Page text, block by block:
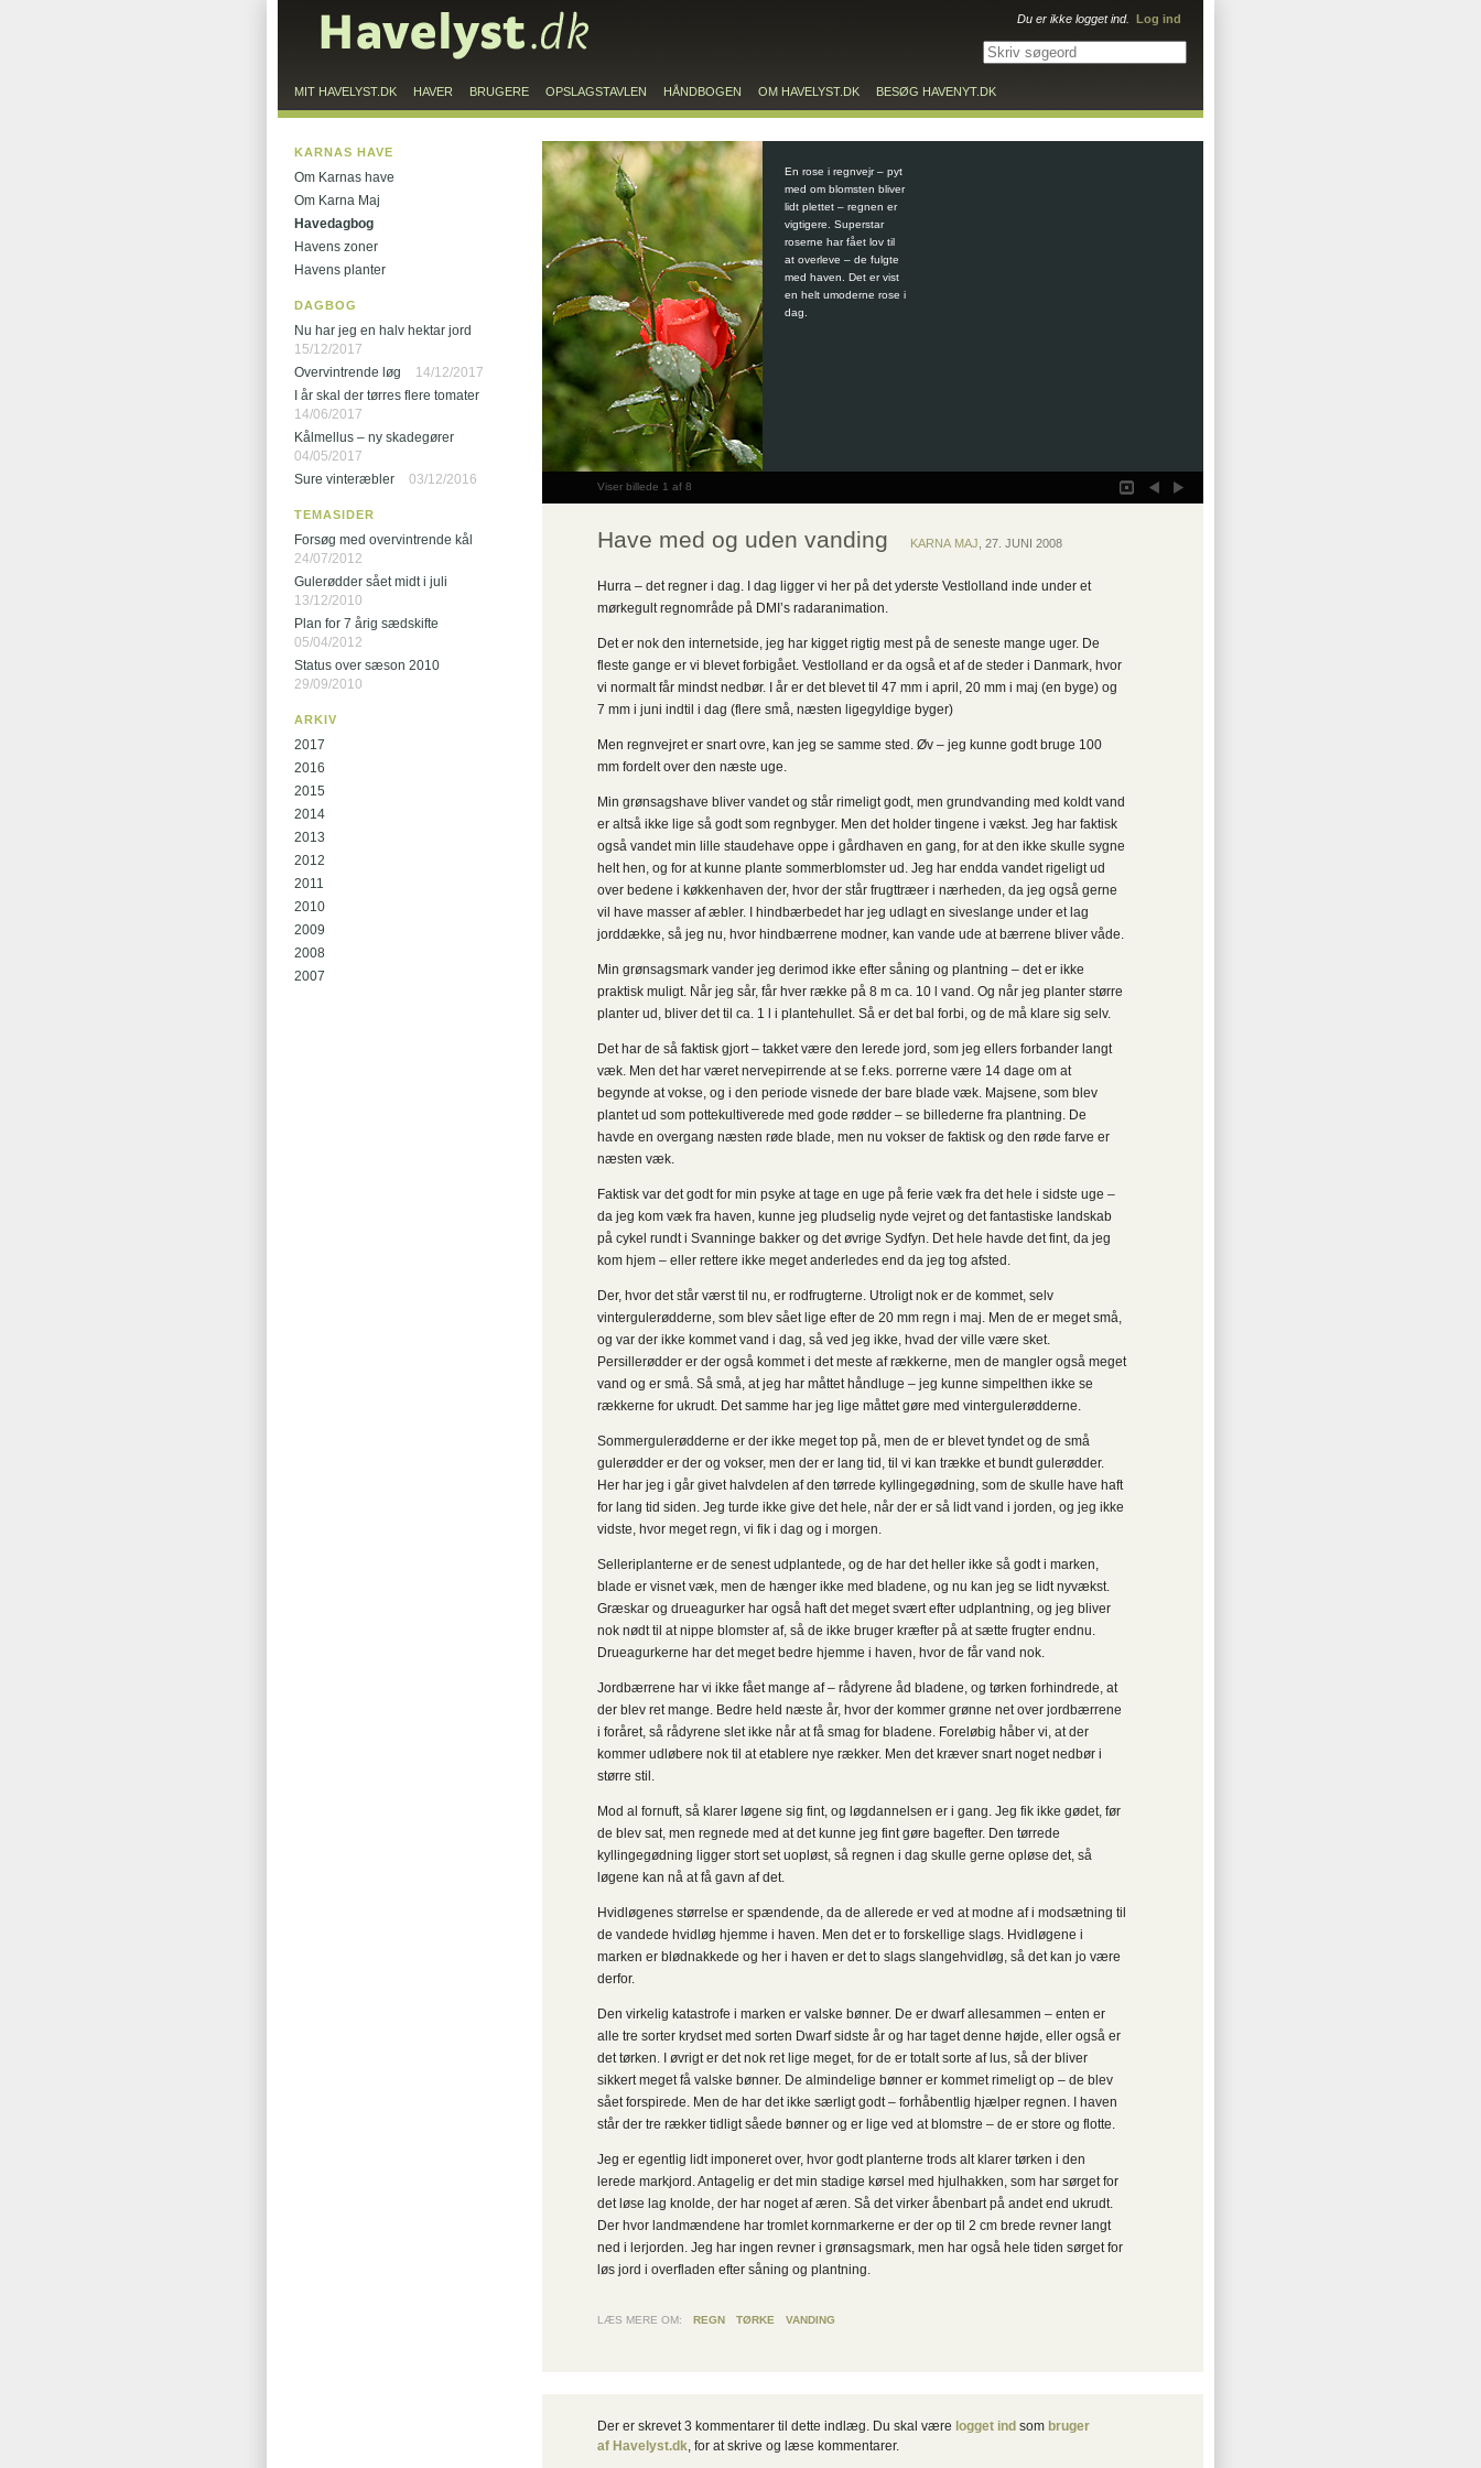
En rose i regnvejr – pyt
med om blomsten bliver
lidt plettet – regnen er
vigtigere. Superstar
roserne har fået lov til
at overleve – de fulgte
med haven. Det er vist
en helt umoderne rose i
dag.
Viser billede 1 af 8
Have med og uden vanding KARNA MAJ , 27. JUNI 2008
Hurra – det regner i dag. I dag ligger vi her på det yderste Vestlolland inde under et
mørkegult regnområde på DMI’s radaranimation.
Det er nok den internetside, jeg har kigget rigtig mest på de seneste mange uger. De
fleste gange er vi blevet forbigået. Vestlolland er da også et af de steder i Danmark, hvor
vi normalt får mindst nedbør. I år er det blevet til 47 mm i april, 20 mm i maj (en byge) og
7 mm i juni indtil i dag (flere små, næsten ligegyldige byger)
Men regnvejret er snart ovre, kan jeg se samme sted. Øv – jeg kunne godt bruge 100
mm fordelt over den næste uge.
Min grønsagshave bliver vandet og står rimeligt godt, men grundvanding med koldt vand
er altså ikke lige så godt som regnbyger. Men det holder tingene i vækst. Jeg har faktisk
også vandet min lille staudehave oppe i gårdhaven en gang, for at den ikke skulle sygne
helt hen, og for at kunne plante sommerblomster ud. Jeg har endda vandet rigeligt ud
over bedene i køkkenhaven der, hvor der står frugttræer i nærheden, da jeg også gerne
vil have masser af æbler. I hindbærbedet har jeg udlagt en siveslange under et lag
jorddække, så jeg nu, hvor hindbærrene modner, kan vande ude at bærrene bliver våde.
Min grønsagsmark vander jeg derimod ikke efter såning og plantning – det er ikke
praktisk muligt. Når jeg sår, får hver række på 8 m ca. 10 l vand. Og når jeg planter større
planter ud, bliver det til ca. 1 l i plantehullet. Så er det bal forbi, og de må klare sig selv.
Det har de så faktisk gjort – takket være den lerede jord, som jeg ellers forbander langt
væk. Men det har været nervepirrende at se f.eks. porrerne være 14 dage om at
begynde at vokse, og i den periode visnede der bare blade væk. Majsene, som blev
plantet ud som pottekultiverede med gode rødder – se billederne fra plantning. De
havde en overgang næsten røde blade, men nu vokser de faktisk og den røde farve er
næsten væk.
Faktisk var det godt for min psyke at tage en uge på ferie væk fra det hele i sidste uge –
da jeg kom væk fra haven, kunne jeg pludselig nyde vejret og det fantastiske landskab
på cykel rundt i Svanninge bakker og det øvrige Sydfyn. Det hele havde det fint, da jeg
kom hjem – eller rettere ikke meget anderledes end da jeg tog afsted.
Der, hvor det står værst til nu, er rodfrugterne. Utroligt nok er de kommet, selv
vintergulerødderne, som blev sået lige efter de 20 mm regn i maj. Men de er meget små,
og var der ikke kommet vand i dag, så ved jeg ikke, hvad der ville være sket.
Persillerødder er der også kommet i det meste af rækkerne, men de mangler også meget
vand og er små. Så små, at jeg har måttet håndluge – jeg kunne simpelthen ikke se
rækkerne for ukrudt. Det samme har jeg lige måttet gøre med vintergulerødderne.
Sommergulerødderne er der ikke meget top på, men de er blevet tyndet og de små
gulerødder er der og vokser, men der er lang tid, til vi kan trække et bundt gulerødder.
Her har jeg i går givet halvdelen af den tørrede kyllingegødning, som de skulle have haft
for lang tid siden. Jeg turde ikke give det hele, når der er så lidt vand i jorden, og jeg ikke
vidste, hvor meget regn, vi fik i dag og i morgen.
Selleriplanterne er de senest udplantede, og de har det heller ikke så godt i marken,
blade er visnet væk, men de hænger ikke med bladene, og nu kan jeg se lidt nyvækst.
Græskar og drueagurker har også haft det meget svært efter udplantning, og jeg bliver
nok nødt til at nippe blomster af, så de ikke bruger kræfter på at sætte frugter endnu.
Drueagurkerne har det meget bedre hjemme i haven, hvor de får vand nok.
Jordbærrene har vi ikke fået mange af – rådyrene åd bladene, og tørken forhindrede, at
der blev ret mange. Bedre held næste år, hvor der kommer grønne net over jordbærrene
i foråret, så rådyrene slet ikke når at få smag for bladene. Foreløbig håber vi, at der
kommer udløbere nok til at etablere nye rækker. Men det kræver snart noget nedbør i
større stil.
Mod al fornuft, så klarer løgene sig fint, og løgdannelsen er i gang. Jeg fik ikke gødet, før
de blev sat, men regnede med at det kunne jeg fint gøre bagefter. Den tørrede
kyllingegødning ligger stort set uopløst, så regnen i dag skulle gerne opløse det, så
løgene kan nå at få gavn af det.
Hvidløgenes størrelse er spændende, da de allerede er ved at modne af i modsætning til
de vandede hvidløg hjemme i haven. Men det er to forskellige slags. Hvidløgene i
marken er blødnakkede og her i haven er det to slags slangehvidløg, så det kan jo være
derfor.
Den virkelig katastrofe i marken er valske bønner. De er dwarf allesammen – enten er
alle tre sorter krydset med sorten Dwarf sidste år og har taget denne højde, eller også er
det tørken. I øvrigt er det nok ret lige meget, for de er totalt sorte af lus, så der bliver
sikkert meget få valske bønner. De almindelige bønner er kommet rimeligt op – de blev
sået forspirede. Men de har det ikke særligt godt – forhåbentlig hjælper regnen. I haven
står der tre rækker tidligt såede bønner og er lige ved at blomstre – de er store og flotte.
Jeg er egentlig lidt imponeret over, hvor godt planterne trods alt klarer tørken i den
lerede markjord. Antagelig er det min stadige kørsel med hjulhakken, som har sørget for
det løse lag knolde, der har noget af æren. Så det virker åbenbart på andet end ukrudt.
Der hvor landmændene har tromlet kornmarkerne er der op til 2 cm brede revner langt
ned i lerjorden. Jeg har ingen revner i grønsagsmark, men har også hele tiden sørget for
løs jord i overfladen efter såning og plantning.
LÆS MERE OM: REGN TØRKE VANDING
Der er skrevet 3 kommentarer til dette indlæg. Du skal være logget ind som bruger
af Havelyst.dk , for at skrive og læse kommentarer.
KARNAS HAVE
Om Karnas have
Om Karna Maj
Havedagbog
Havens zoner
Havens planter
DAGBOG
Nu har jeg en halv hektar jord
15/12/2017
Overvintrende løg
14/12/2017
I år skal der tørres flere tomater
14/06/2017
Kålmellus – ny skadegører
04/05/2017
Sure vinteræbler
03/12/2016
TEMASIDER
Forsøg med overvintrende kål
24/07/2012
Gulerødder sået midt i juli
13/12/2010
Plan for 7 årig sædskifte
05/04/2012
Status over sæson 2010
29/09/2010
ARKIV
2017
2016
2015
2014
2013
2012
2011
2010
2009
2008
2007
MIT HAVELYST.DK HAVER BRUGERE OPSLAGSTAVLEN HÅNDBOGEN OM HAVELYST.DK BESØG HAVENYT.DK
Du er ikke logget ind. Log ind